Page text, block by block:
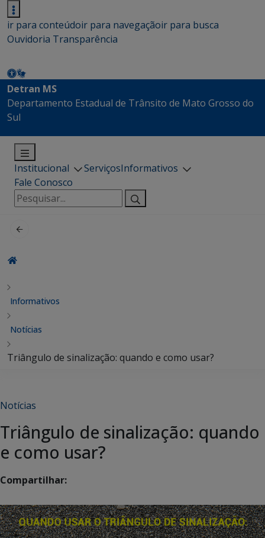
ir para conteúdoir para navegaçãoir para busca
Ouvidoria Transparência
Detran MS
Departamento Estadual de Trânsito de Mato Grosso do
Sul
Institucional ServiçosInformativos
Fale Conosco
Pesquisar
por:
Informativos
Notícias
Triângulo de sinalização: quando e como usar?
Notícias
Triângulo de sinalização: quando
e como usar?
Compartilhar: